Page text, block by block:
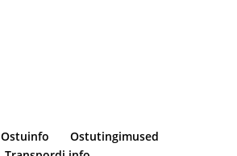
Ostuinfo
Ostutingimused